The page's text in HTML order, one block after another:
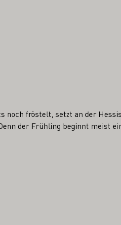
noch fröstelt, setzt an der
der Frühling beginnt meist